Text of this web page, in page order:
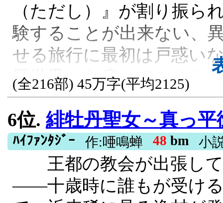
は決意する。この世界で
せる！ カクヨム先行配信
基本的に内容はカクヨム
と章の設定の変更、文章
す。 第6回ドラゴンノベ
賞受賞作 ドラゴンノベル
巻７月3日発売！ 樺ユキ
クスアフタヌーンKCに
発売決定！ AI学習禁止
（ただし）』が割り振ら
験することが出来ない、
せる旅行に最初は戸惑い
異世界から戻ってこら
たり前に現代日本の日常
すっかり異世界旅に魅了
アーに参加して、何度も
なってしまい……。 現代
車、魔動船、地中艇に飛
(全216部) 45万字(平均2125)
6位. 緋牡丹聖女～真っ平御免なすって
ﾊｲﾌｧﾝﾀｼﾞｰ 作:唖鳴蝉 48 bm 小
王都の教会が出張して
――十歳時に誰もが受け